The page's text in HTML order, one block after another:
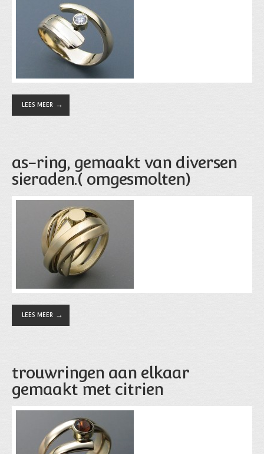
LEES MEER
as-ring, gemaakt van diversen
sieraden.( omgesmolten)
LEES MEER
trouwringen aan elkaar
gemaakt met citrien